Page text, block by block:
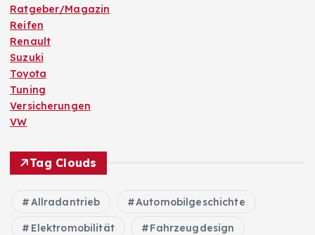
Ratgeber/Magazin
Reifen
Renault
Suzuki
Toyota
Tuning
Versicherungen
VW
Tag Clouds
Allradantrieb Automobilgeschichte
Elektromobilität Fahrzeugdesign